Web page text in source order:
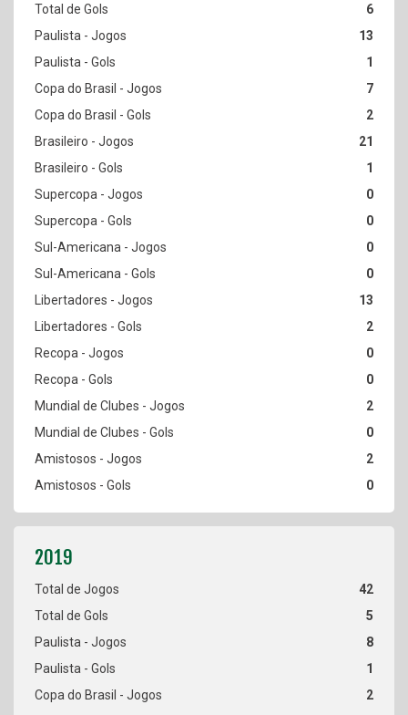
6
13
1
7
2
21
1
0
0
0
0
13
2
0
0
2
0
2
0
42
5
8
1
2